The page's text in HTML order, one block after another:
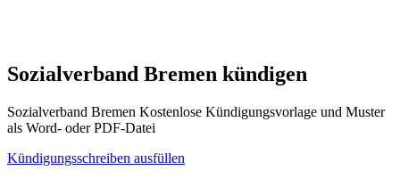
Sozialverband Bremen kündigen
Sozialverband Bremen Kostenlose Kündigungsvorlage und Muster
als Word- oder PDF-Datei
Kündigungsschreiben ausfüllen